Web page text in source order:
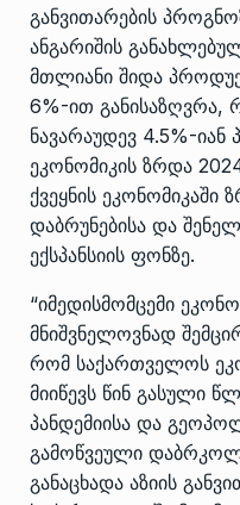
განვითარების
ანგარიშის
მთლიანი შიდა
6%-ით განისაზღვრა,
ნავარაუდევ 4.5%-იან
ეკონომიკის ზრდა
ქვეყნის ეკონომიკაში
დაბრუნებისა და
ექსპანსიის ფონზე.
“იმედისმომცემი
მნიშვნელოვნად
რომ საქართველოს
მიიწევს წინ გასული
პანდემიისა და
გამოწვეული
განაცხადა აზიის